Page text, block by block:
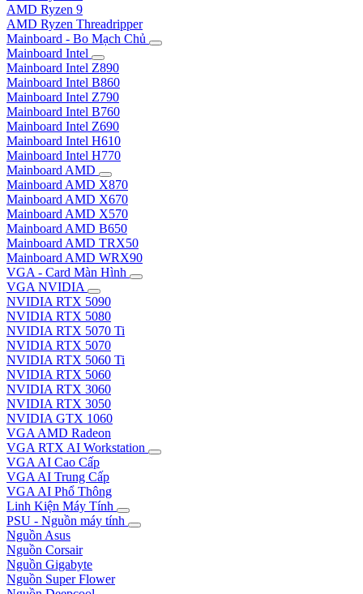
AMD Ryzen 9
AMD Ryzen Threadripper
Mainboard - Bo Mạch Chủ
Mainboard Intel
Mainboard Intel Z890
Mainboard Intel B860
Mainboard Intel Z790
Mainboard Intel B760
Mainboard Intel Z690
Mainboard Intel H610
Mainboard Intel H770
Mainboard AMD
Mainboard AMD X870
Mainboard AMD X670
Mainboard AMD X570
Mainboard AMD B650
Mainboard AMD TRX50
Mainboard AMD WRX90
VGA - Card Màn Hình
VGA NVIDIA
NVIDIA RTX 5090
NVIDIA RTX 5080
NVIDIA RTX 5070 Ti
NVIDIA RTX 5070
NVIDIA RTX 5060 Ti
NVIDIA RTX 5060
NVIDIA RTX 3060
NVIDIA RTX 3050
NVIDIA GTX 1060
VGA AMD Radeon
VGA RTX AI Workstation
VGA AI Cao Cấp
VGA AI Trung Cấp
VGA AI Phổ Thông
Linh Kiện Máy Tính
PSU - Nguồn máy tính
Nguồn Asus
Nguồn Corsair
Nguồn Gigabyte
Nguồn Super Flower